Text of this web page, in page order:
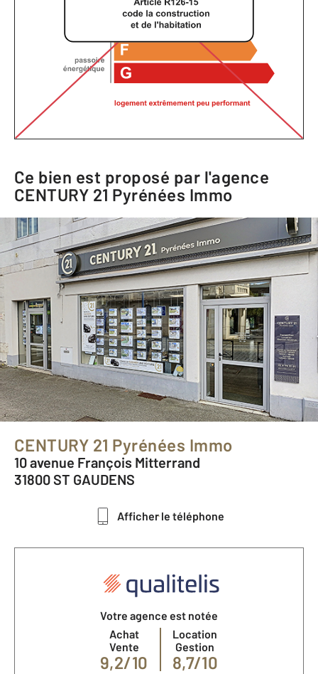
Ce bien est proposé par l'agence
CENTURY 21 Pyrénées Immo
CENTURY 21 Pyrénées Immo
10 avenue François Mitterrand
31800 ST GAUDENS
Afficher le téléphone
Votre agence est notée
Achat
Vente
9,2/10
Location
Gestion
8,7/10